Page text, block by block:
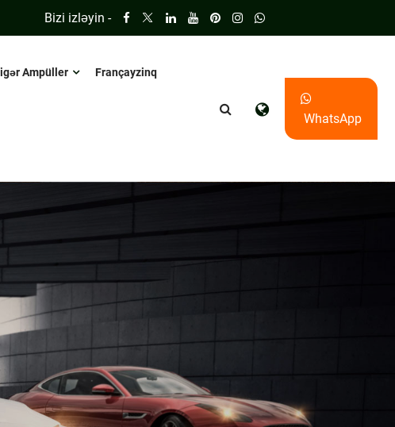
Bizi izləyin -
Ampüller Françayzinq
WhatsApp